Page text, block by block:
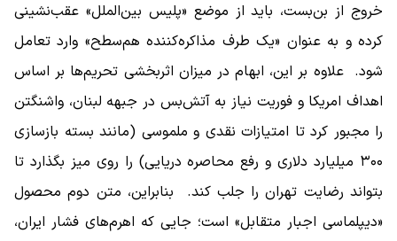
خروج از بن‌بست، باید از موضع «پلیس بین‌الملل» عقب‌نشینی
کرده و به عنوان «یک طرف مذاکره‌کننده هم‌سطح» وارد تعامل
شود. علاوه بر این، ابهام در میزان اثربخشی تحریم‌ها بر اساس
اهداف امریکا و فوریت نیاز به آتش‌بس در جبهه لبنان، واشنگتن
را مجبور کرد تا امتیازات نقدی و ملموسی (مانند بسته بازسازی
۳۰۰ میلیارد دلاری و رفع محاصره دریایی) را روی میز بگذارد تا
بتواند رضایت تهران را جلب کند. بنابراین، متن دوم محصول
«دیپلماسی اجبار متقابل» است؛ جایی که اهرم‌های فشار ایران،